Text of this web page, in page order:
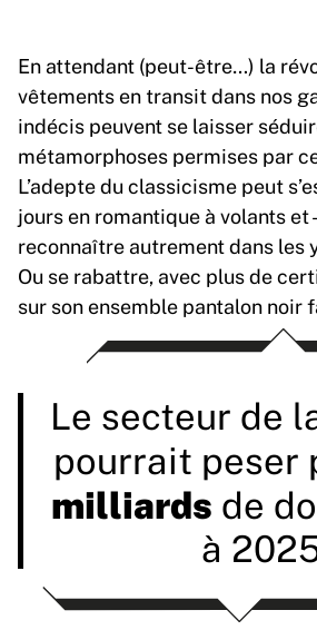
En attendant (peut-être…) la
vêtements en transit dans nos
indécis peuvent se laisser
métamorphoses permises par
L’adepte du classicisme peut
jours en romantique à volants et
reconnaître autrement dans les
Ou se rabattre, avec plus de
sur son ensemble pantalon noir
Le secteur de
pourrait peser
milliards de
à